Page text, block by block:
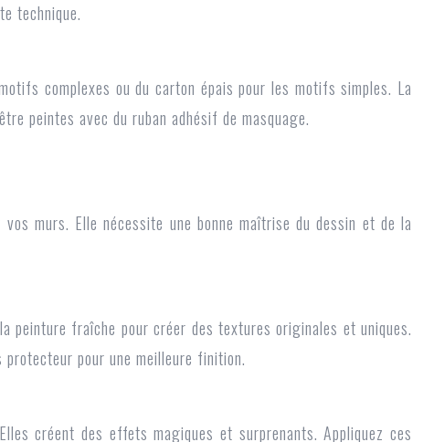
technique.
complexes ou du carton épais pour les motifs simples. La
peintes avec du ruban adhésif de masquage.
murs. Elle nécessite une bonne maîtrise du dessin et de la
peinture fraîche pour créer des textures originales et uniques.
pour une meilleure finition.
créent des effets magiques et surprenants. Appliquez ces